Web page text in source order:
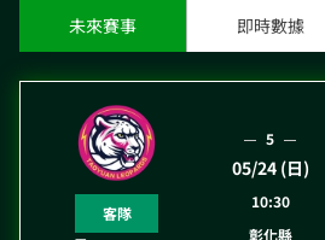
未來賽事 即時數據
客隊
5
05/24 (日)
10:30
彰化縣